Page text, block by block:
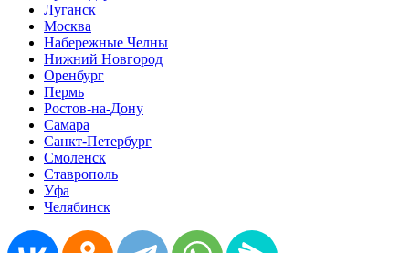
Луганск
Москва
Набережные Челны
Нижний Новгород
Оренбург
Пермь
Ростов-на-Дону
Самара
Санкт-Петербург
Смоленск
Ставрополь
Уфа
Челябинск